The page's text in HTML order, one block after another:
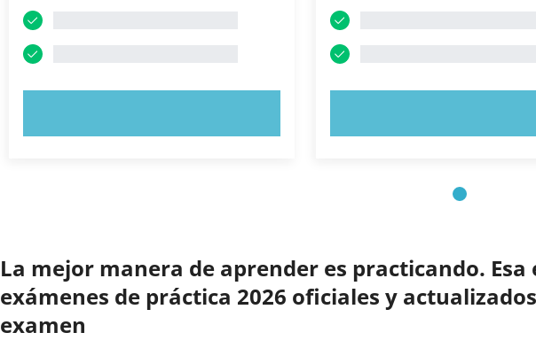
La mejor manera de aprender es practicando.
exámenes de práctica 2026 oficiales y
examen